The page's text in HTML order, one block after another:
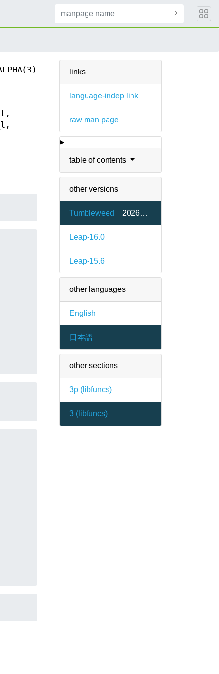
links
language-indep link
raw man page
table of contents
other versions
Tumbleweed 20260515-2.1
Leap-16.0
Leap-15.6
other languages
English
日本語
other sections
3p ( libfuncs)
3 ( libfuncs)